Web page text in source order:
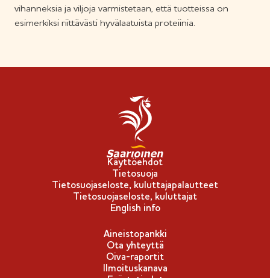
vihanneksia ja viljoja varmistetaan, että tuotteissa on
esimerkiksi riittävästi hyvälaatuista proteiinia.
Käyttöehdot
Tietosuoja
Tietosuojaseloste, kuluttajapalautteet
Tietosuojaseloste, kuluttajat
English info
Aineistopankki
Ota yhteyttä
Oiva-raportit
Ilmoituskanava